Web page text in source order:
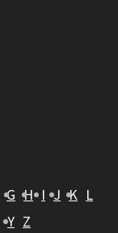
G H I J K L
Y Z